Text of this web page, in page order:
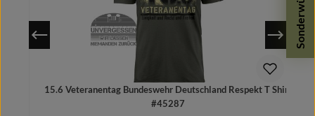
15.6 Veteranentag Bundeswehr Deutschland Respekt T Shirt
#45287